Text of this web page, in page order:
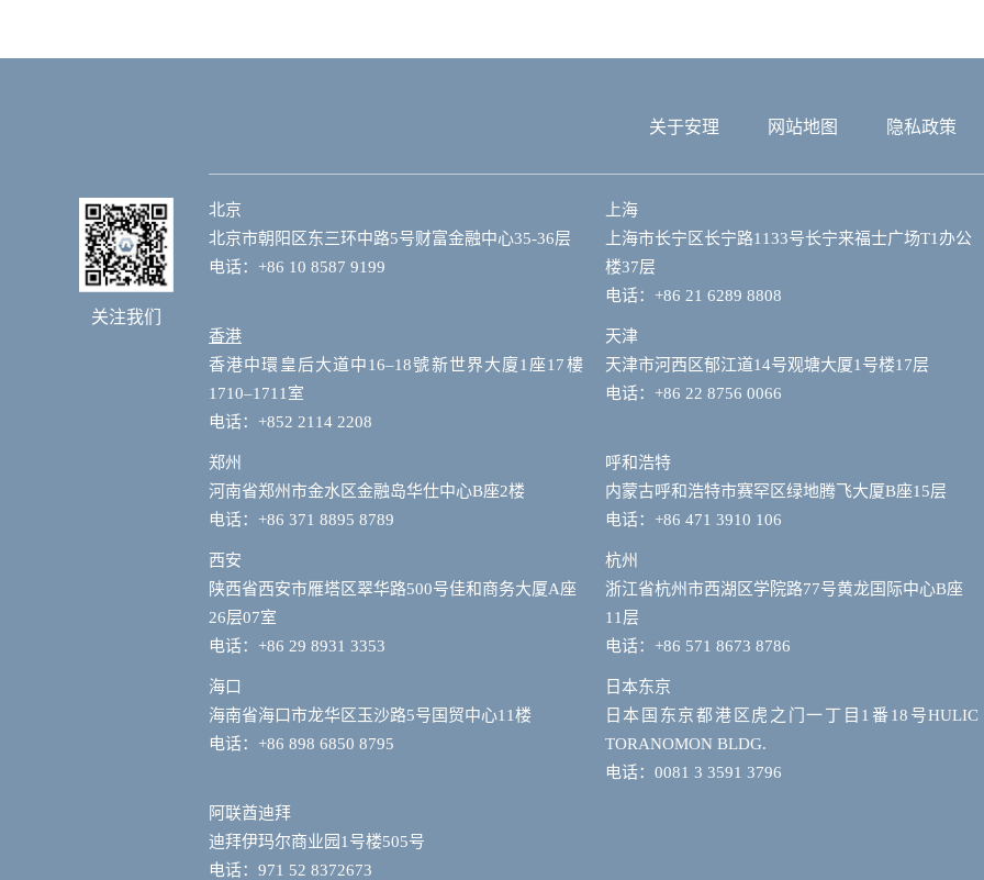
关于安理 网站地图 隐私政策
北京
北京市朝阳区东三环中路5号财富金融中心35-36层
电话：+86 10 8587 9199
上海
上海市长宁区长宁路1133号长宁来福士广场T1办公
楼37层
电话：+86 21 6289 8808
香港
香港中環皇后大道中16–18號新世界大廈1座17樓
1710–1711室
电话：+852 2114 2208
天津
天津市河西区郁江道14号观塘大厦1号楼17层
电话：+86 22 8756 0066
郑州
河南省郑州市金水区金融岛华仕中心B座2楼
电话：+86 371 8895 8789
呼和浩特
内蒙古呼和浩特市赛罕区绿地腾飞大厦B座15层
电话：+86 471 3910 106
西安
陕西省西安市雁塔区翠华路500号佳和商务大厦A座
26层07室
电话：+86 29 8931 3353
杭州
浙江省杭州市西湖区学院路77号黄龙国际中心B座
11层
电话：+86 571 8673 8786
海口
海南省海口市龙华区玉沙路5号国贸中心11楼
电话：+86 898 6850 8795
日本东京
日本国东京都港区虎之门一丁目1番18号HULIC
TORANOMON BLDG.
电话：0081 3 3591 3796
阿联酋迪拜
迪拜伊玛尔商业园1号楼505号
电话：971 52 8372673
关注我们